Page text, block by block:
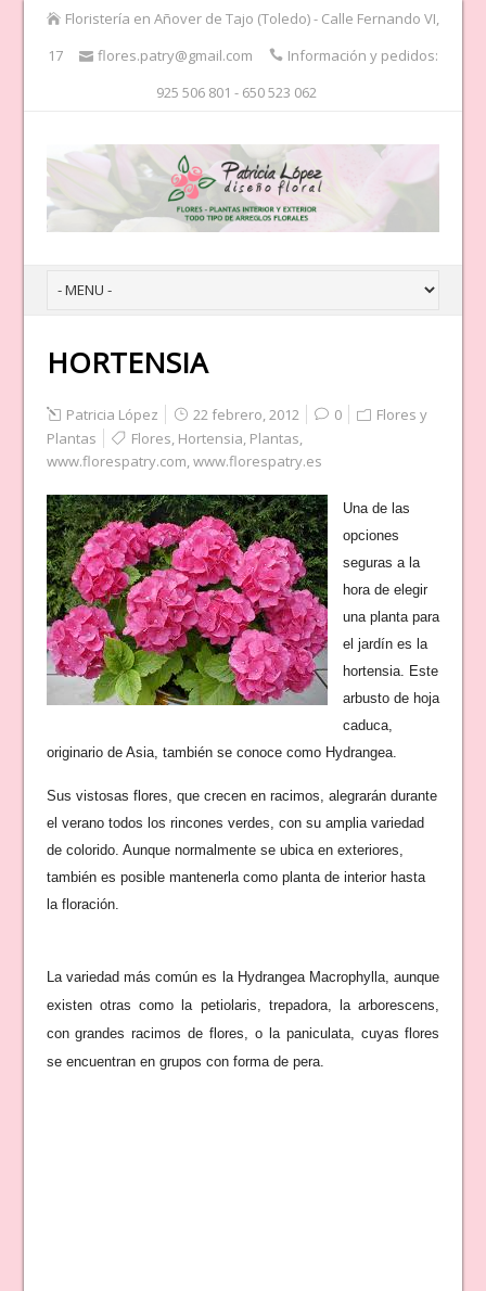
Floristería en Añover de Tajo (Toledo) - Calle Fernando VI,
17
flores.patry@gmail.com
Información y pedidos:
925 506 801 - 650 523 062
HORTENSIA
Patricia López 22 febrero, 2012 0
Flores y
Plantas
Flores, Hortensia, Plantas,
www.florespatry.com,www.florespatry.es
Una de las
opciones
seguras a la
hora de elegir
una planta para
el jardín es la
hortensia. Este
arbusto de hoja
caduca,
originario de Asia, también se conoce como Hydrangea.
Sus vistosas flores, que crecen en racimos, alegrarán durante
el verano todos los rincones verdes, con su amplia variedad
de colorido. Aunque normalmente se ubica en exteriores,
también es posible mantenerla como planta de interior hasta
la floración.
La variedad más común es la Hydrangea Macrophylla, aunque
existen otras como la petiolaris, trepadora, la arborescens,
con grandes racimos de flores, o la paniculata, cuyas flores
se encuentran en grupos con forma de pera.